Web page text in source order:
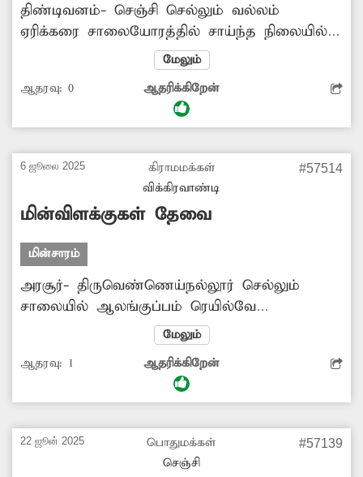
திண்டிவனம்- செஞ்சி செல்லும் வல்லம்
ஏரிக்கரை சாலையோரத்தில் சாய்ந்த நிலையில்
மின்கம்பம் ஒன்று உள்ளது. இந்த மின்கம்பம்
சேதமடைந்து எப்போது வேண்டுமானாலும் கீழே
விழுந்து விபத்து ஏற்படுத்தும் நிலையில்
உள்ளது. இதனால் அவ்வழியாக செல்லும்
வருகின்றனர். எனவே அசம்பாவிதம் ஏதும்
ஏற்படும் முன் மின்வாரிய அதிகாரிகள்
மின்கம்பத்தை சீரமைக்க நடவடிக்கை எடுக்க
வேண்டும்.
மேலும்
ஆதரவு: 0 ஆதரிக்கிறேன்
6 ஜூலை 2025
கிராமமக்கள்
விக்கிரவாண்டி
#57514
மின்விளக்குகள் தேவை
மின்சாரம்
அரசூர்- திருவெண்ணெய்நல்லூர் செல்லும்
சாலையில் ஆலங்குப்பம் ரெயில்வே
சுரங்கப்பாதையில் மின்விளக்கு வசதி இல்லை.
இதனால் இரவு வேளையில் அப்பகுதியில்
திருட்டு, வழிப்பறி போன்ற குற்ற சம்பவங்கள்
நடைபெறும் வாய்ப்புகள் உள்ளன. இதை
வேண்டும் என அப்பகுதி மக்கள் கோரிக்கை
மேலும்
ஆதரவு: 1 ஆதரிக்கிறேன்
22 ஜூன் 2025
பொதுமக்கள்
செஞ்சி
#57139